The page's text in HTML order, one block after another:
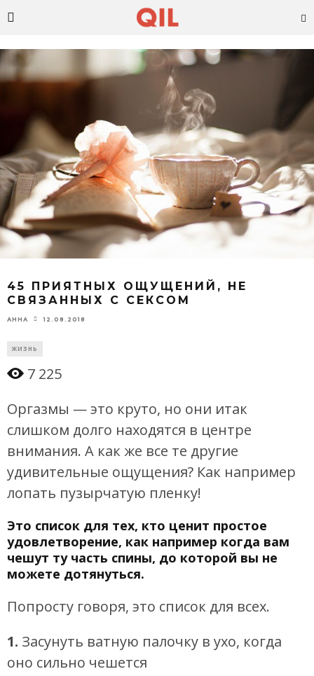
45 ПРИЯТНЫХ ОЩУЩЕНИЙ, НЕ
СВЯЗАННЫХ С СЕКСОМ
АННА 12.08.2018
ЖИЗНЬ
7 225
Оргазмы — это круто, но они итак
слишком долго находятся в центре
внимания. А как же все те другие
удивительные ощущения? Как например
лопать пузырчатую пленку!
Это список для тех, кто ценит простое
удовлетворение, как например когда вам
чешут ту часть спины, до которой вы не
можете дотянуться.
Попросту говоря, это список для всех.
1. Засунуть ватную палочку в ухо, когда
оно сильно чешется